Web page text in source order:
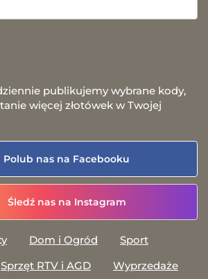
publikujemy wybrane kody,
więcej złotówek w Twojej
Polub nas na Facebooku
Śledź nas na Instagram
Dom i Ogród
Sport
Sprzęt RTV i AGD
Wyprzedaże